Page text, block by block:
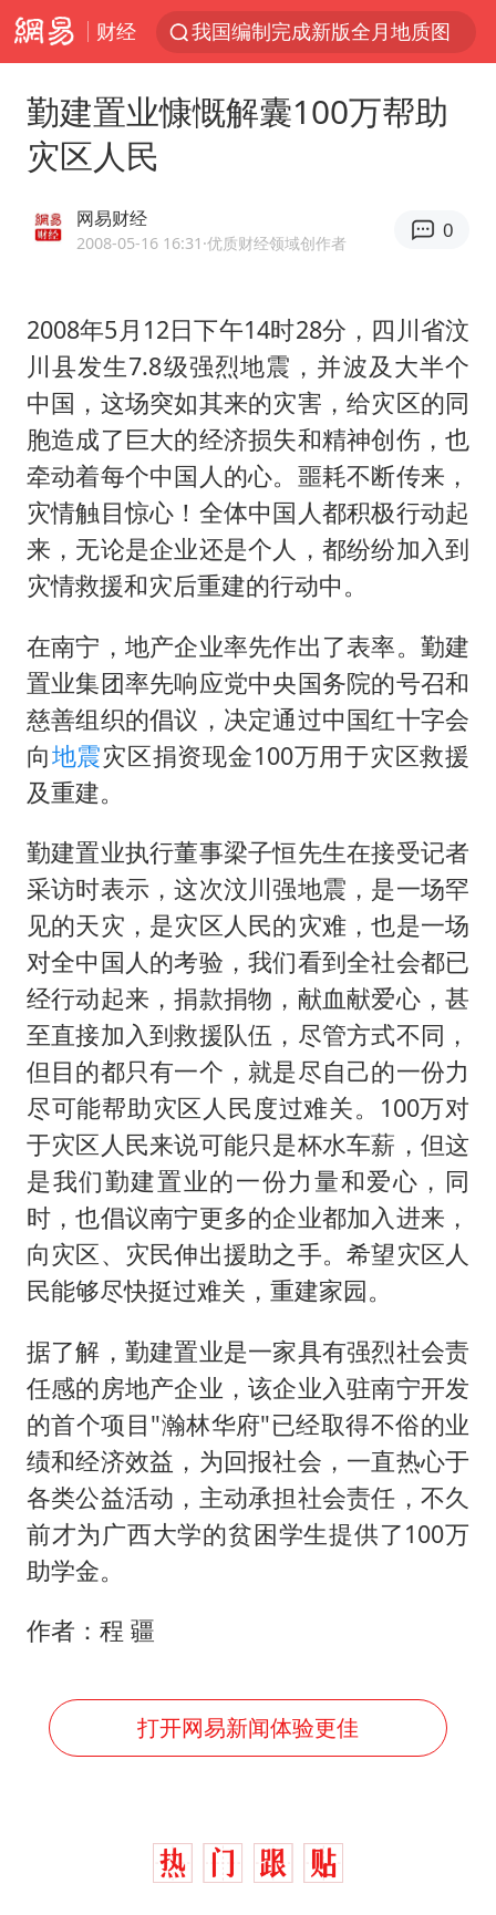
财经
我国编制完成新版全月地质图
郑国霖回应去景区上班被保安拦下
感觉全东北都在等7号
中央气象台发布台风黄色预警
扎哈罗娃批广岛市长不提美国原子弹
女子利用漏洞0元薅走3000多件家电
金饰克价大幅跳涨
关之琳否认与27岁模特的恋情
多地要求领导干部带头休假
奋进开新局 实干挑大梁
勤建置业慷慨解囊100万帮助
灾区人民
网易财经
2008-05-16 16:31 ·优质财经领域创作者
0
2008年5月12日下午14时28分，四川省汶
川县发生7.8级强烈地震，并波及大半个
中国，这场突如其来的灾害，给灾区的同
胞造成了巨大的经济损失和精神创伤，也
牵动着每个中国人的心。噩耗不断传来，
灾情触目惊心！全体中国人都积极行动起
来，无论是企业还是个人，都纷纷加入到
灾情救援和灾后重建的行动中。
在南宁，地产企业率先作出了表率。勤建
置业集团率先响应党中央国务院的号召和
慈善组织的倡议，决定通过中国红十字会
向地震灾区捐资现金100万用于灾区救援
及重建。
勤建置业执行董事梁子恒先生在接受记者
采访时表示，这次汶川强地震，是一场罕
见的天灾，是灾区人民的灾难，也是一场
对全中国人的考验，我们看到全社会都已
经行动起来，捐款捐物，献血献爱心，甚
至直接加入到救援队伍，尽管方式不同，
但目的都只有一个，就是尽自己的一份力
尽可能帮助灾区人民度过难关。100万对
于灾区人民来说可能只是杯水车薪，但这
是我们勤建置业的一份力量和爱心，同
时，也倡议南宁更多的企业都加入进来，
向灾区、灾民伸出援助之手。希望灾区人
民能够尽快挺过难关，重建家园。
据了解，勤建置业是一家具有强烈社会责
任感的房地产企业，该企业入驻南宁开发
的首个项目"瀚林华府"已经取得不俗的业
绩和经济效益，为回报社会，一直热心于
各类公益活动，主动承担社会责任，不久
前才为广西大学的贫困学生提供了100万
助学金。
作者：程 疆
打开网易新闻体验更佳